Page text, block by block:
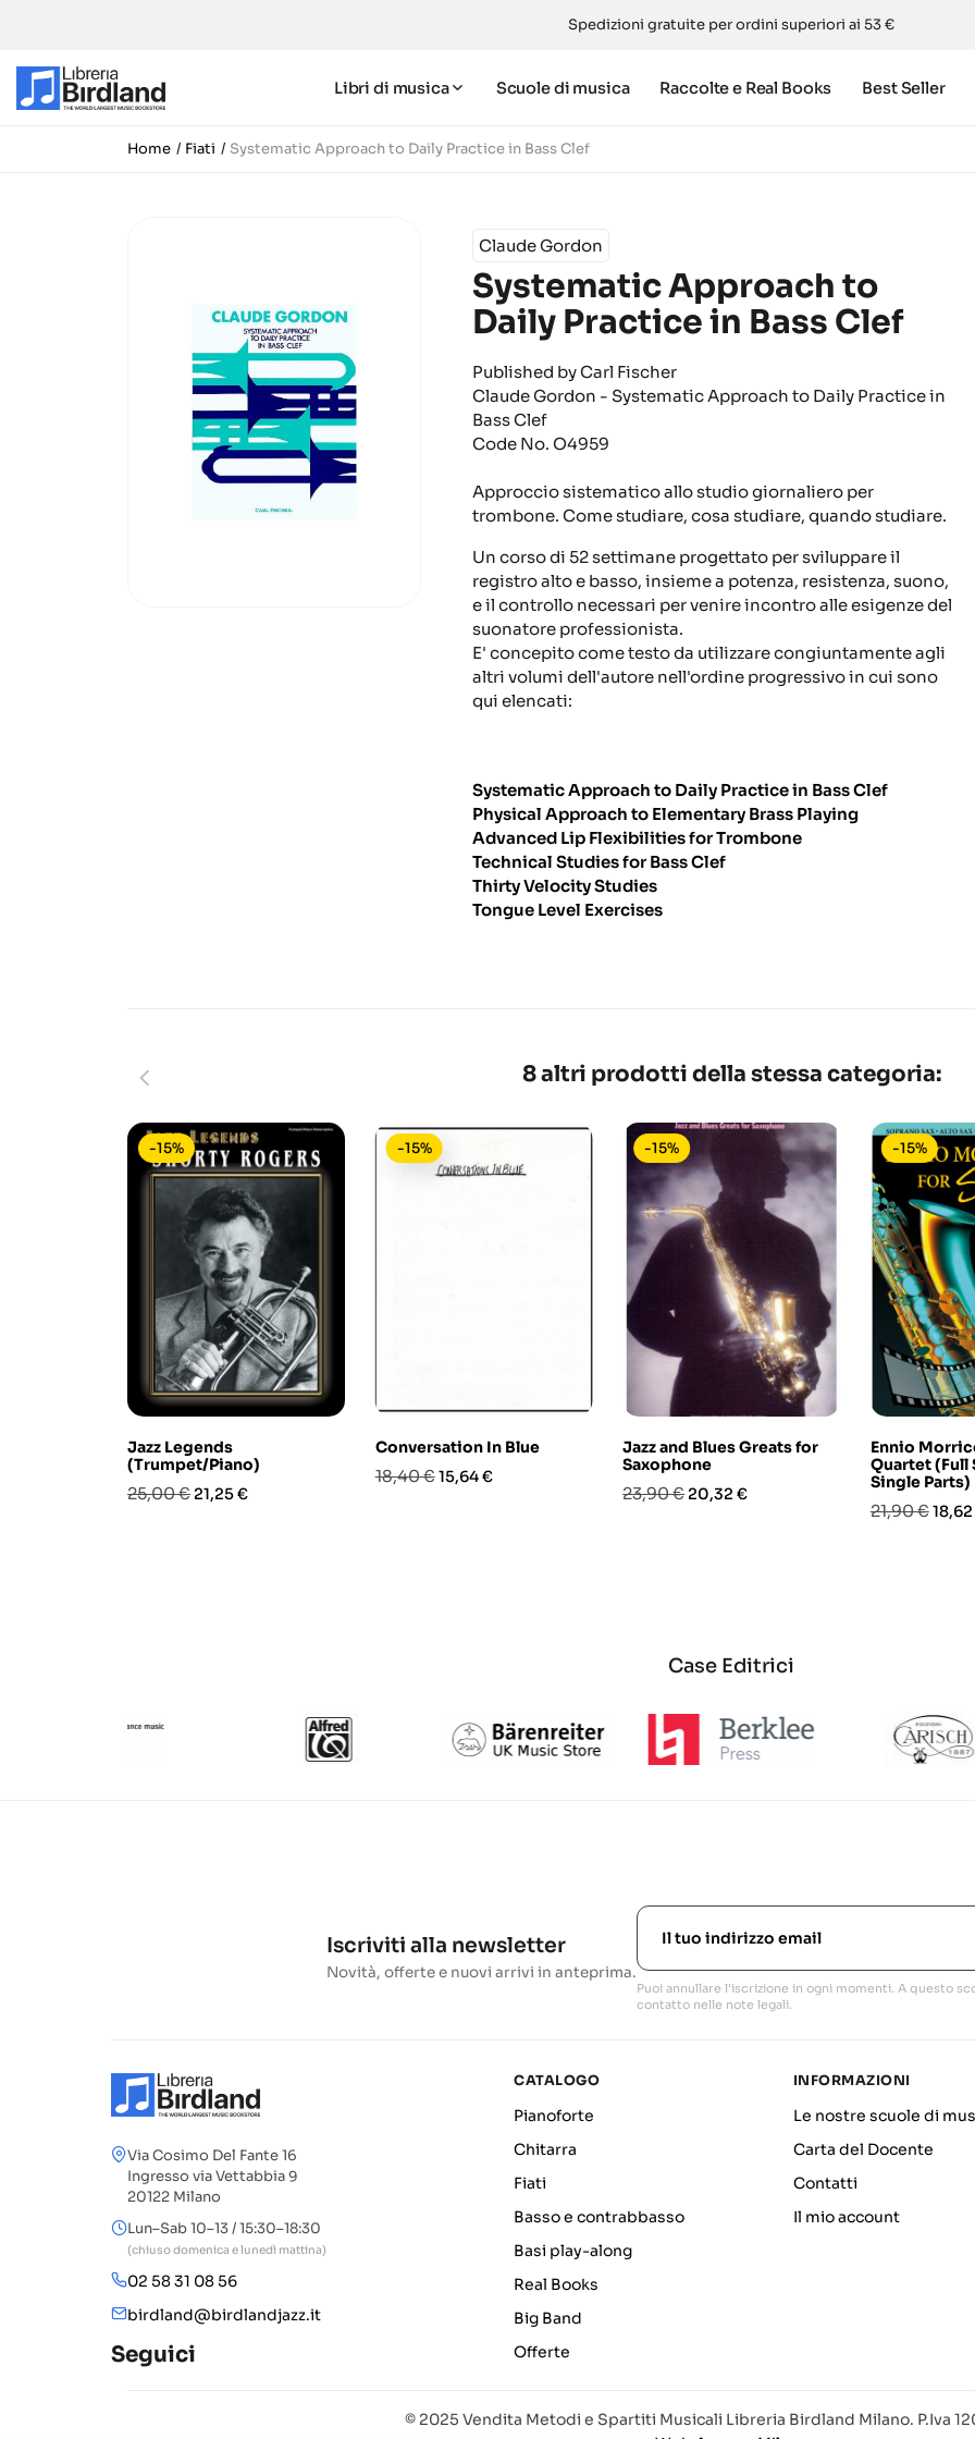
Spedizioni gratuite per ordini superiori ai 53 €
Libri di musica Scuole di musica Raccolte e Real Books Best Seller
Home Fiati Systematic Approach to Daily Practice in Bass Clef
Claude Gordon
Systematic Approach to
Daily Practice in Bass Clef
Published by Carl Fischer
Claude Gordon - Systematic Approach to Daily Practice in
Bass Clef
Code No. O4959
Approccio sistematico allo studio giornaliero per
trombone. Come studiare, cosa studiare, quando studiare.
Un corso di 52 settimane progettato per sviluppare il
registro alto e basso, insieme a potenza, resistenza, suono,
e il controllo necessari per venire incontro alle esigenze del
suonatore professionista.
E' concepito come testo da utilizzare congiuntamente agli
altri volumi dell'autore nell'ordine progressivo in cui sono
qui elencati:
Systematic Approach to Daily Practice in Bass Clef
Physical Approach to Elementary Brass Playing
Advanced Lip Flexibilities for Trombone
Technical Studies for Bass Clef
Thirty Velocity Studies
Tongue Level Exercises
8 altri prodotti della stessa categoria:
Jazz Legends
(Trumpet/Piano)
Prezzo
25,00 € Prezzo
21,25 €
-15%
Conversation In Blue
Prezzo
18,40 €Prezzo
15,64 €
-15%
Jazz and Blues Greats for
Saxophone
Prezzo
23,90 € Prezzo
20,32 €
-15%
Ennio
Quartet (Full
Single Parts)
Prezzo
21,90 €
-15%
Case Editrici
Iscriviti alla newsletter
Novità, offerte e nuovi arrivi in anteprima.
Puoi annullare l'iscrizione in ogni momenti. A questo
contatto nelle note legali.
Via Cosimo Del Fante 16
Ingresso via Vettabbia 9
20122 Milano
Lun–Sab 10–13 / 15:30–18:30
(chiuso domenica e lunedì mattina)
02 58 31 08 56
birdland@birdlandjazz.it
Seguici
CATALOGO
Pianoforte
Chitarra
Fiati
Basso e contrabbasso
Basi play-along
Real Books
Big Band
Offerte
INFORMAZIONI
Le nostre scuole di
Carta del Docente
Contatti
Il mio account
© 2025 Vendita Metodi e Spartiti Musicali Libreria Birdland Milano. P.Iva